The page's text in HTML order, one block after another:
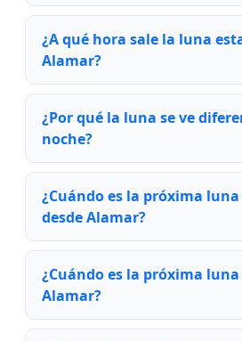
¿A qué hora sale la luna
Alamar?
¿Por qué la luna se ve
noche?
¿Cuándo es la próxima
desde Alamar?
¿Cuándo es la próxima
Alamar?